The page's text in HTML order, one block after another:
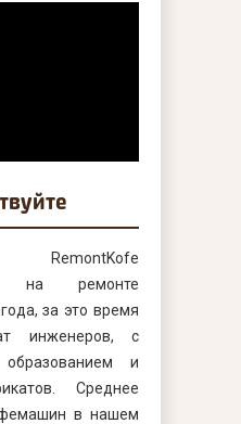
на ремонте
за это время
инженеров, с
образованием и
Среднее
в нашем